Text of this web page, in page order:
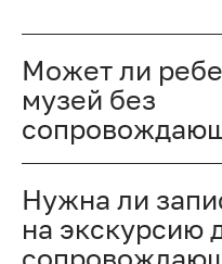
Может ли
музей без
Нужна ли
на экскурсию